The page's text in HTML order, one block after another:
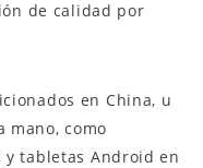
de calidad por
en China, u
mano, como
y tabletas Android en